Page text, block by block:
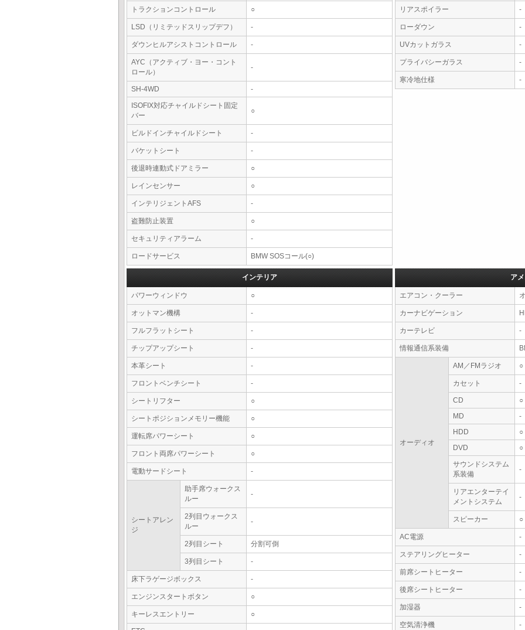
トラクションコントロール ○
LSD（リミテッドスリップデフ） -
ダウンヒルアシストコントロール -
AYC（アクティブ・ヨー・コント
ロール）
-
SH-4WD
-
ISOFIX対応チャイルドシート固定
バー
○
ビルドインチャイルドシート -
バケットシート -
後退時連動式ドアミラー ○
レインセンサー ○
インテリジェントAFS -
盗難防止装置 ○
セキュリティアラーム -
ロードサービス BMW SOSコール(○)
リアスポイラー -
ローダウン -
UVカットガラス -
プライバシーガラス -
寒冷地仕様 -
インテリア
パワーウィンドウ ○
オットマン機構 -
フルフラットシート -
チップアップシート -
本革シート -
フロントベンチシート -
シートリフター ○
シートポジションメモリー機能 ○
運転席パワーシート ○
フロント両席パワーシート ○
電動サードシート -
シートアレン
ジ
助手席ウォークス
ルー
-
2列目ウォークス
ルー
-
2列目シート 分割可倒
3列目シート -
床下ラゲージボックス -
エンジンスタートボタン ○
キーレスエントリー ○
ア
エアコン・クーラー
カーナビゲーション
カーテレビ -
情報通信系装備
オーディオ
AM／FMラジオ ○
カセット -
CD
○
MD
-
HDD
○
DVD
○
サウンドシステム
系装備
-
リアエンターテイ
メントシステム
-
スピーカー ○
AC電源 -
ステアリングヒーター -
前席シートヒーター -
後席シートヒーター -
加湿器 -
空気清浄機 -